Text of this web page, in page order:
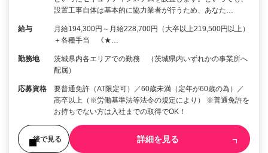
設置工事自体は基本的に協力業者が行うため、あなた…
給与
月給194,300円～月給228,700円（大卒以上219,500円以上）
＋各種手当 《★…
勤務地
茨城県内各エリアでの勤務 （茨城県内いずれかの事業所へ
配属）
応募資格
要普通免許（AT限定可）／60歳未満（定年が60歳の為）／
高卒以上（※労働基準法等法令の規定により） ※普通免許を
お持ちでない方は入社までの取得でOK！
後で見る 詳細を見る